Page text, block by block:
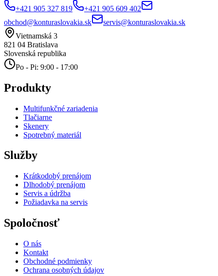
+421 905 327 819
+421 905 609 402
obchod@konturaslovakia.sk
servis@konturaslovakia.sk
Vietnamská 3
821 04 Bratislava
Slovenská republika
Po - Pi: 9:00 - 17:00
Produkty
Multifunkčné zariadenia
Tlačiarne
Skenery
Spotrebný materiál
Služby
Krátkodobý prenájom
Dlhodobý prenájom
Servis a údržba
Požiadavka na servis
Spoločnosť
O nás
Kontakt
Obchodné podmienky
Ochrana osobných údajov